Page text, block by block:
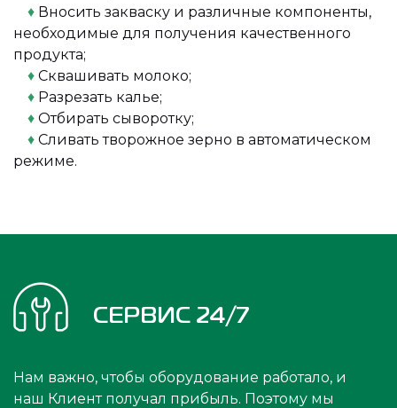
♦ Вносить закваску и различные компоненты,
необходимые для получения качественного
продукта;
♦ Сквашивать молоко;
♦ Разрезать калье;
♦ Отбирать сыворотку;
♦ Сливать творожное зерно в автоматическом
режиме.
СЕРВИС 24/7
Нам важно, чтобы оборудование работало, и
наш Клиент получал прибыль. Поэтому мы